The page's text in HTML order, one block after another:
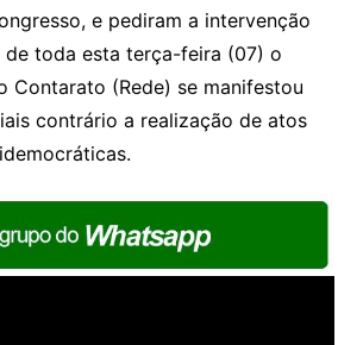
e pediram a intervenção
de toda esta terça-feira (07) o
Contarato (Rede) se manifestou
contrário a realização de atos